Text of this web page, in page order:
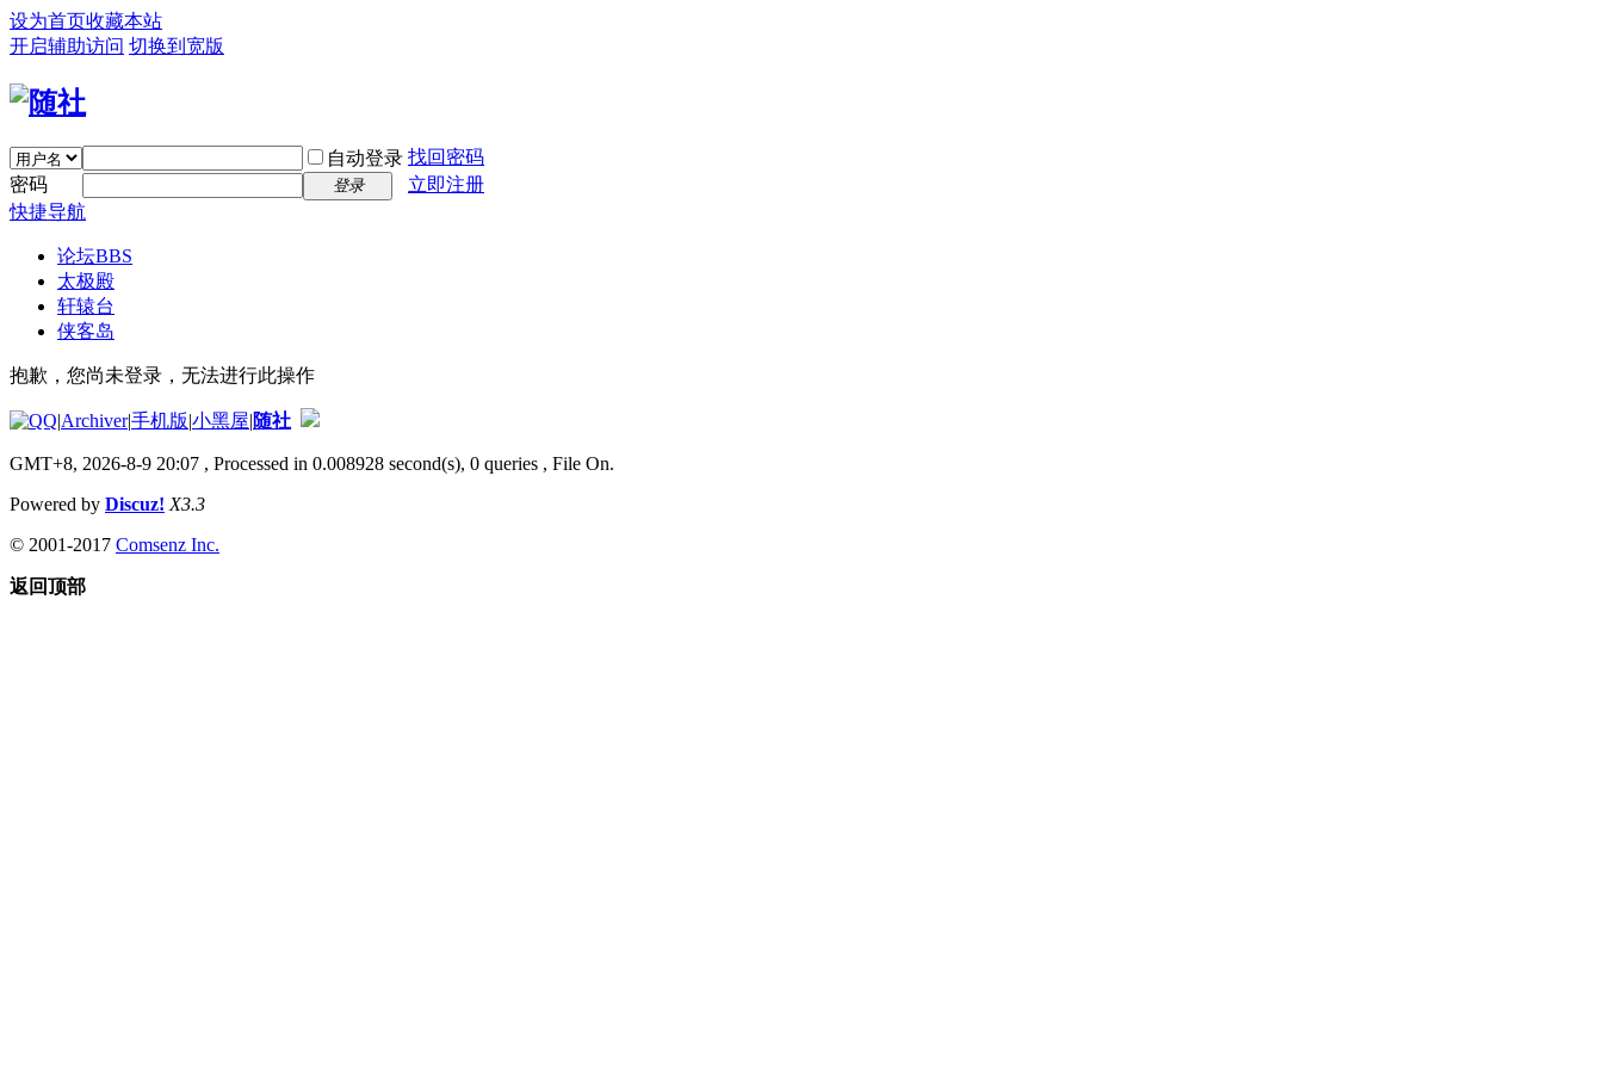
设为首页收藏本站
开启辅助访问 切换到宽版
自动登录 找回密码
密码
登录
立即注册
快捷导航
论坛BBS
太极殿
轩辕台
侠客岛
抱歉，您尚未登录，无法进行此操作
|Archiver|手机版|小黑屋|随社
GMT+8, 2026-8-9 20:07 , Processed in 0.008928 second(s), 0 queries , File On.
Powered by Discuz! X3.3
© 2001-2017 Comsenz Inc.
返回顶部